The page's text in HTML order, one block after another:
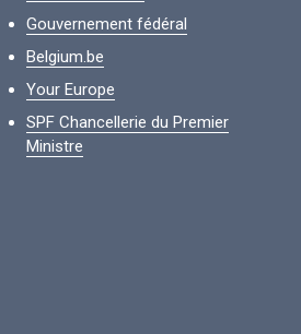
Gouvernement fédéral
Belgium.be
Your Europe
SPF Chancellerie du Premier
Ministre